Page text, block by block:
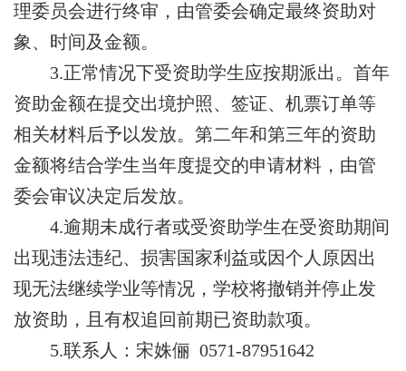
理委员会进行终审，由管委会确定最终资助对
象 、时间及金额。
3.正常情况下受资助学生应按期派出。首年
资助金额在提交出境护照、签证、机票订单等
相关材料后予以发放。第二年和第三年的资助
金额将结合学生当年度提交的申请材料，由管
委会审议决定后发放。
4.逾期未成行者或受资助学生在受资助期间
出现违法违纪、损害国家利益或因个人原因出
现无法继续学业等情况，学校将撤销并停止发
放资助 ， 且 有权追回前期已资助款项。
5.联系 人：宋姝俪 0571-87951642